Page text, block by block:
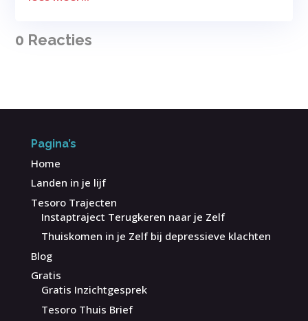
0 Reacties
Pagina’s
Home
Landen in je lijf
Tesoro Trajecten
Instaptraject Terugkeren naar je Zelf
Thuiskomen in je Zelf bij depressieve klachten
Blog
Gratis
Gratis Inzichtgesprek
Tesoro Thuis Brief